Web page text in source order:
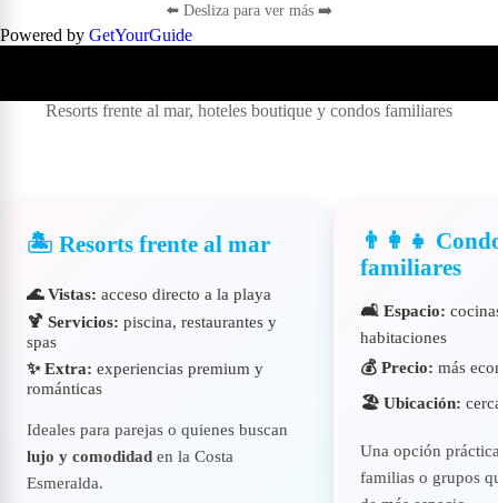
⬅️ Desliza para ver más ➡️
Powered by GetYourGuide
Resorts frente al mar, hoteles boutique y condos familiares
🏝️ Resorts frente al mar
🌊 Vistas: acceso directo a la playa
🍹 Servicios: piscina, restaurantes y
spas
✨ Extra: experiencias premium y
románticas
Ideales para parejas o quienes buscan
lujo y comodidad en la Costa
Esmeralda.
👨‍👩‍👧
familiares
🛋️ Espacio:
habitaciones
💰 Precio: más
🏖️ Ubicación:
Una opción
familias o grupos